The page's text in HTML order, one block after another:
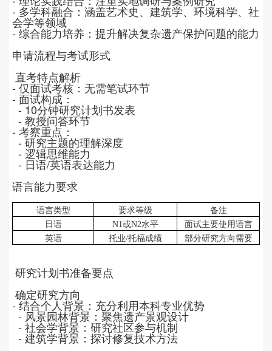
- 多学科融合：涵盖艺术史、建筑学、环境科学、社
会学等领域
-综合能力培养：提升解决复杂遗产保护问题的能力
申请流程与考试形式
直考特点解析
-仅面试考核：无需笔试环节
- 面试构成：
- 10分钟研究计划书发表
- 教授问答环节
- 考察重点：
-研究主题的理解深度
- 逻辑思维能力
- 日语/英语表达能力
语言能力要求
语言类型 要求等级
备注
日语
N1或N2水平
面试主要使用语言
英语
托业/托福成绩 部分研究方向需要
研究计划书准备要点
确定研究方向
- 结合个人背景：充分利用本科专业优势
-风景园林背景：聚焦遗产景观设计
- 社会学背景：研究社区参与机制
- 建筑学背景：探讨修复技术方法